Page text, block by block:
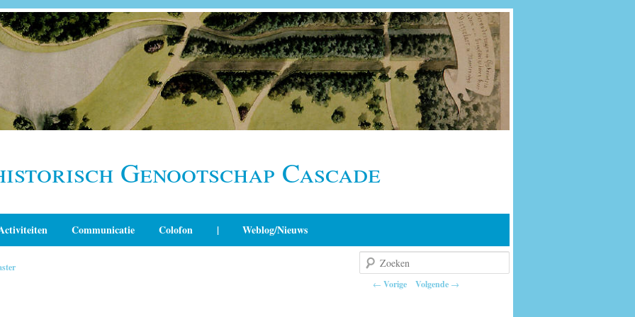
Genootschap Cascade
Communicatie Colofon | Weblog/Nieuws
Berichtnavigatie
← Vorige Volgende →